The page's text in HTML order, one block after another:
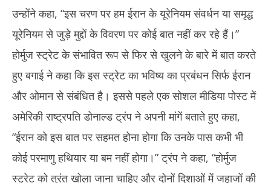
उन्होंने कहा, “इस चरण पर हम ईरान के यूरेनियम संवर्धन या समृद्ध
यूरेनियम से जुड़े मुद्दों के विवरण पर कोई बात नहीं कर रहे हैं।”
होर्मुज स्ट्रेट के संभावित रूप से फिर से खुलने के बारे में बात करते
हुए बगाई ने कहा कि इस स्ट्रेट का भविष्य का प्रबंधन सिर्फ ईरान
और ओमान से संबंधित है। इससे पहले एक सोशल मीडिया पोस्ट में
अमेरिकी राष्ट्रपति डोनाल्ड ट्रंप ने अपनी मांगें बताते हुए कहा,
“ईरान को इस बात पर सहमत होना होगा कि उनके पास कभी भी
कोई परमाणु हथियार या बम नहीं होगा।” ट्रंप ने कहा, “होर्मुज
स्ट्रेट को तुरंत खोला जाना चाहिए और दोनों दिशाओं में जहाजों की